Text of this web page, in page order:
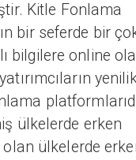
Kitle Fonlama
bir seferde bir
bilgilere online
ülkelerde erken
ülkelerde